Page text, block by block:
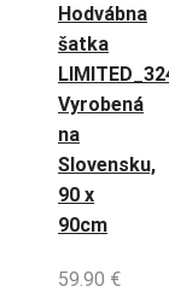
Hodvábna
šatka
Vyrobená
na
Slovensku,
90 x
90cm
59.90 €